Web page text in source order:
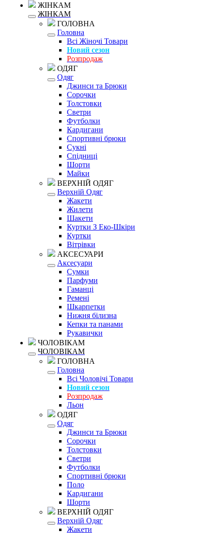
ЖІНКАМ
ЖІНКАМ
ГОЛОВНА
Головна
Всі Жіночі Товари
Новий сезон
Розпродаж
ОДЯГ
Одяг
Джинси та Брюки
Сорочки
Толстовки
Светри
Футболки
Кардигани
Спортивні брюки
Сукні
Спідниці
Шорти
Майки
ВЕРХНІЙ ОДЯГ
Верхній Одяг
Жакети
Жилети
Шакети
Куртки З Еко-Шкіри
Куртки
Вітрівки
АКСЕСУАРИ
Аксесуари
Сумки
Парфуми
Гаманці
Ремені
Шкарпетки
Нижня білизна
Кепки та панами
Рукавички
ЧОЛОВІКАМ
ЧОЛОВІКАМ
ГОЛОВНА
Головна
Всі Чоловічі Товари
Новий сезон
Розпродаж
Льон
ОДЯГ
Одяг
Джинси та Брюки
Сорочки
Толстовки
Светри
Футболки
Спортивні брюки
Поло
Кардигани
Шорти
ВЕРХНІЙ ОДЯГ
Верхній Одяг
Жакети